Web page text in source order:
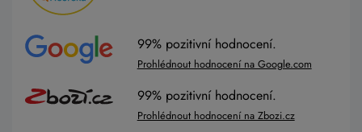
99% pozitivní hodnocení.
Prohlédnout hodnocení na Google.com
99% pozitivní hodnocení.
Prohlédnout hodnocení na Zbozi.cz